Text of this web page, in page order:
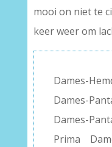
mooi on niet te
keer weer om
Dames-
Dames-
Dames-
Prima